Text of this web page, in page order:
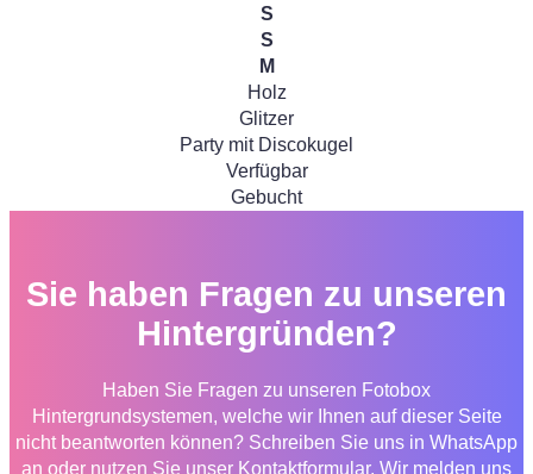
S
S
M
Holz
Glitzer
Party mit Discokugel
Verfügbar
Gebucht
Sie haben Fragen zu unseren
Hintergründen?
Haben Sie Fragen zu unseren Fotobox
Hintergrundsystemen, welche wir Ihnen auf dieser Seite
nicht beantworten können? Schreiben Sie uns in WhatsApp
an oder nutzen Sie unser Kontaktformular. Wir melden uns